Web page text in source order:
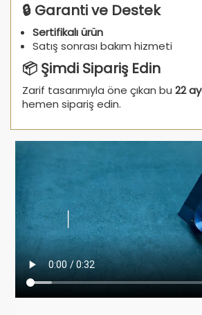
🔒 Garanti ve Destek
Sertifikalı ürün
Satış sonrası bakım hizmeti
📦 Şimdi Sipariş Edin
Zarif tasarımıyla öne çıkan bu 22
hemen sipariş edin.